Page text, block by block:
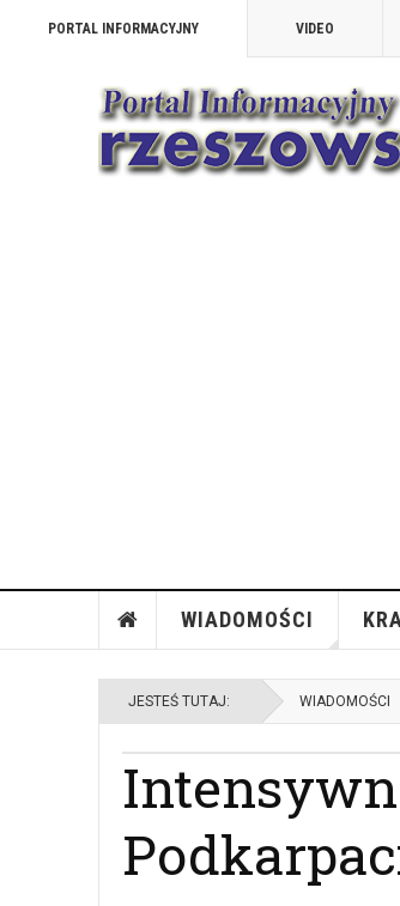
PORTAL INFORMACYJNY VIDEO
WIADOMOŚCI
JESTEŚ TUTAJ: WIADOMOŚCI